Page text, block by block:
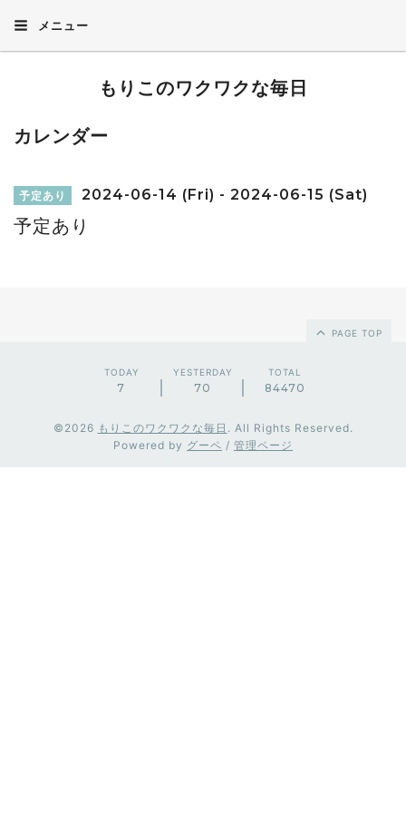
メニュー
もりこのワクワクな毎日
カレンダー
予定あり 2024-06-14 (Fri) - 2024-06-15 (Sat)
予定あり
PAGE TOP
TODAY
7
YESTERDAY
70
TOTAL
84470
©2026 もりこのワクワクな毎日 . All Rights Reserved.
Powered by グーペ / 管理ページ